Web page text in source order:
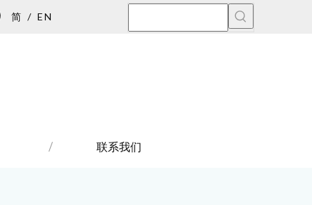
简 / EN
联系我们